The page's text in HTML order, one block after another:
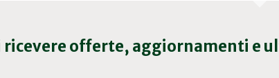
ricevere offerte, aggiornamenti e